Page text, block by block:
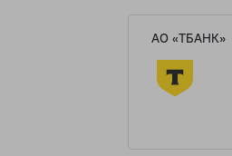
АО «ТБАНК»